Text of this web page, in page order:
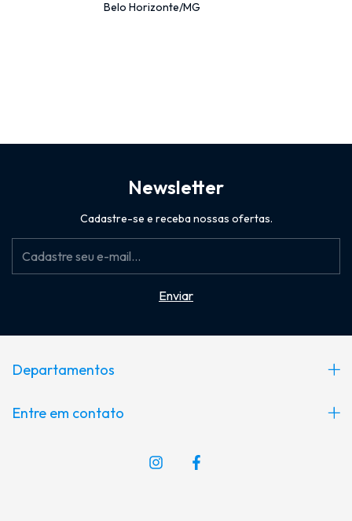
Belo Horizonte/MG
Newsletter
Cadastre-se e receba nossas ofertas.
Departamentos
Entre em contato